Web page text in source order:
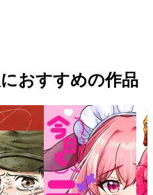
おすすめの作品